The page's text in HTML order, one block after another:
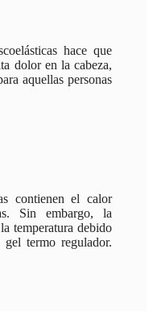
hace que
dolor en la cabeza,
aquellas personas
contienen el calor
Sin embargo, la
temperatura debido
termo regulador.